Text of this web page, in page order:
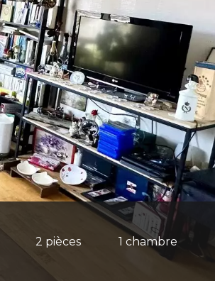
2 pièces 1 chambre